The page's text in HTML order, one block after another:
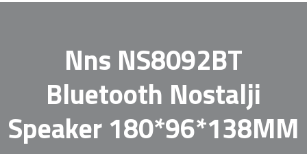
Nns NS8092BT
Bluetooth Nostalji
Speaker 180*96*138MM